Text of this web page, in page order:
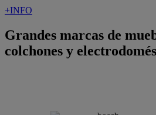
+INFO
Grandes marcas de
colchones y